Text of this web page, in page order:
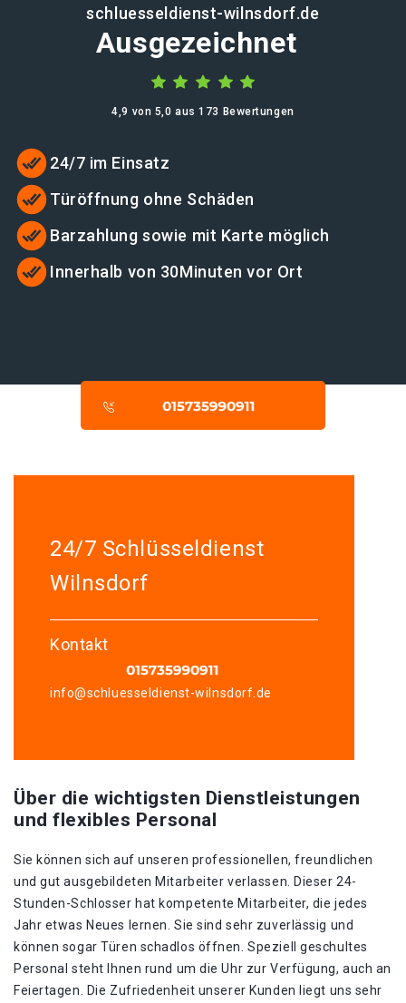
schluesseldienst-wilnsdorf.de
Ausgezeichnet
4,9 von 5,0 aus 173 Bewertungen
24/7 im Einsatz
Türöffnung ohne Schäden
Barzahlung sowie mit Karte möglich
Innerhalb von 30Minuten vor Ort
24/7 Schlüsseldienst
Wilnsdorf
Kontakt
info@schluesseldienst-wilnsdorf.de
Über die wichtigsten Dienstleistungen
und flexibles Personal
Sie können sich auf unseren professionellen, freundlichen
und gut ausgebildeten Mitarbeiter verlassen. Dieser 24-
Stunden-Schlosser hat kompetente Mitarbeiter, die jedes
Jahr etwas Neues lernen. Sie sind sehr zuverlässig und
können sogar Türen schadlos öffnen. Speziell geschultes
Personal steht Ihnen rund um die Uhr zur Verfügung, auch an
Feiertagen. Die Zufriedenheit unserer Kunden liegt uns sehr